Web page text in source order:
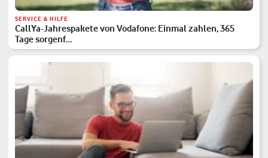
SERVICE & HILFE
CallYa-Jahrespakete von Vodafone: Einmal zahlen, 365
Tage sorgenf…